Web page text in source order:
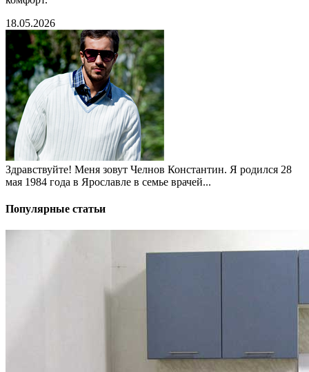
18.05.2026
Здравствуйте! Меня зовут Челнов Константин. Я родился 28
мая 1984 года в Ярославле в семье врачей...
Популярные статьи